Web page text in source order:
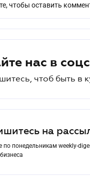
чтобы оставить
нас в
чтоб быть в
на
по понедельникам weekly-